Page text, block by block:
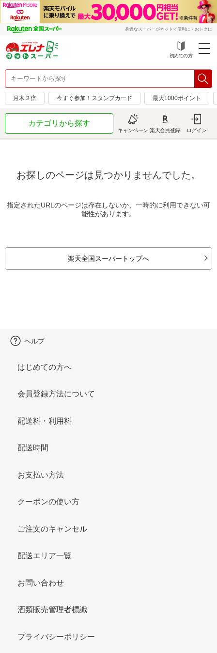
身近なスーパーがネットで便利に・おトクに
初めての方
月木２倍 今すぐ参加！スタンプカード 最大1000ポイント
カテゴリから探す
キャンペーン 楽天会員登録 ログイン
お探しのページは見つかりませんでした。
指定されたURLのページは存在しないか、一時的に利用できない可
能性があります。
楽天全国スーパートップへ
ヘルプ
はじめての方へ
会員登録方法について
配送料・利用料
配送時間
お支払い方法
クーポンの使い方
ご注文のキャンセル
配送エリア一覧
お問い合わせ
酒類販売管理者標識
プライバシーポリシー